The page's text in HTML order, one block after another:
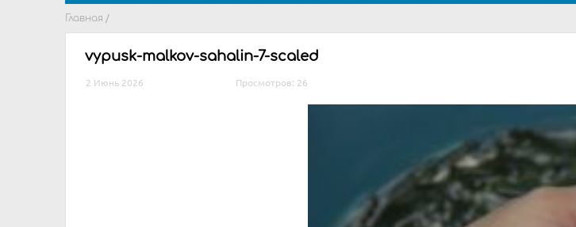
Главная /
vypusk-malkov-sahalin-7-scaled
2 Июнь 2026 Просмотров: 26